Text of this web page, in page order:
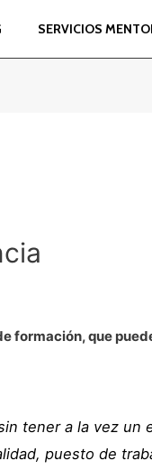
SERVICIOS
formación, que
tener a la vez
puesto de